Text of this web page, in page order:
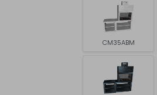
CM35ABM